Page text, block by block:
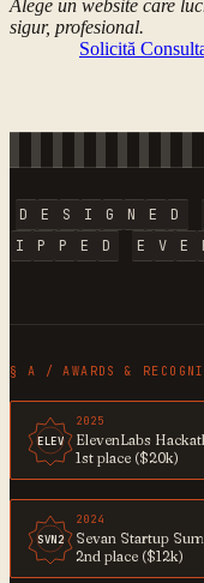
Alege un website care
sigur, profesional.
Solicită
D E S I G N E D
I
P P E D E V E
§ A / AWARDS &
ELEV
2025
ElevenLabs
1st place ($20k)
SVN2
2024
Sevan Startup
2nd place ($12k)